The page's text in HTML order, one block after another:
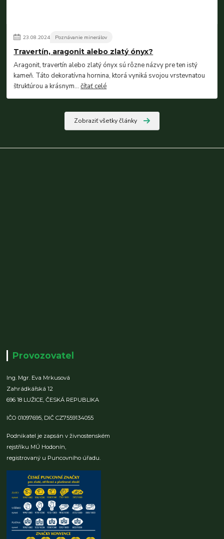
23.08.2024 Poznávanie minerálov
Travertín, aragonit alebo zlatý ónyx?
Aragonit, travertín alebo zlatý ónyx sú rôzne názvy pre ten istý
kameň. Táto dekoratívna hornina, ktorá vyniká svojou vrstevnatou
štruktúrou a krásnym...čítať celé
Zobraziť všetky články
Provozovatel
Ing. Mgr. Eva Mrkusová
Zahrádkářská 12
696 18 LUŽICE,ČESKÁ REPUBLIKA
IČO 01097695, DIČ CZ7559134055
Podnikatel je zapsán v živnostenském
rejstříku MÚ Hodonín,
registrovaný u Puncovního úřadu.